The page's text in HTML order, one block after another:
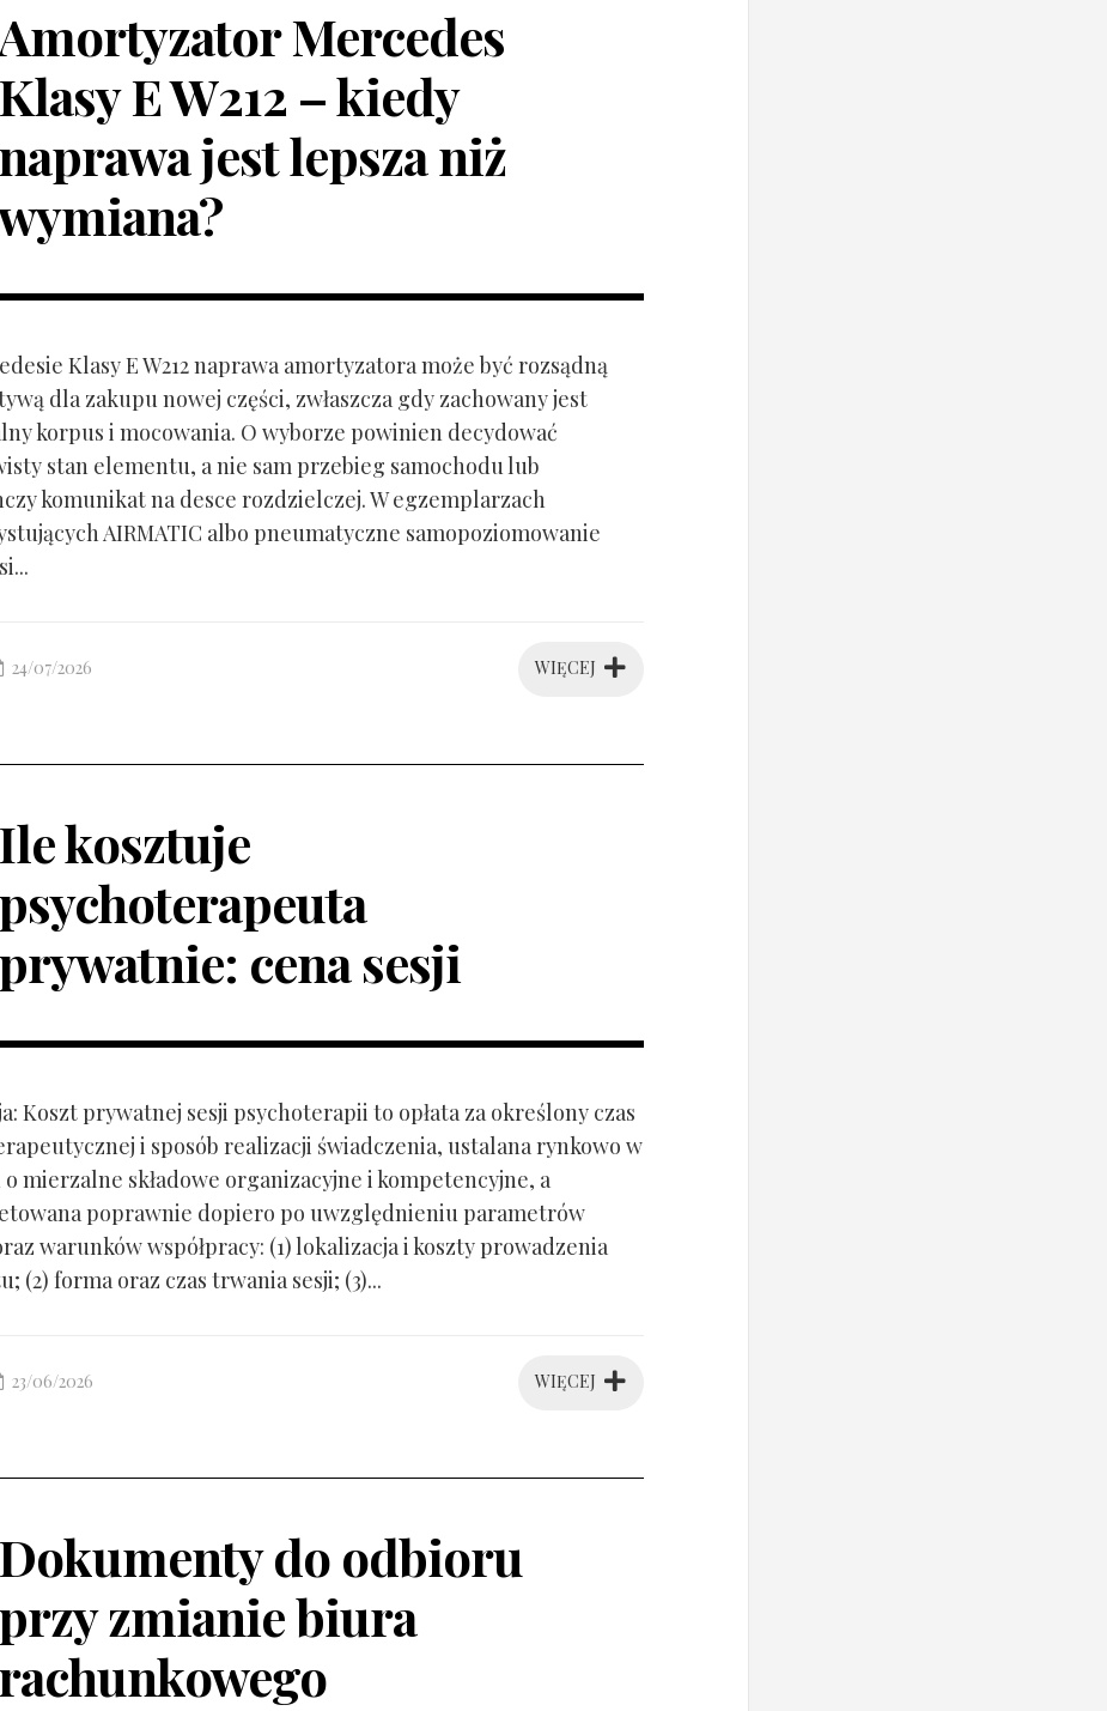
Mercedes
Klasy E W212 – kiedy
naprawa jest lepsza niż
Klasy E W212 naprawa amortyzatora może być rozsądną
dla zakupu nowej części, zwłaszcza gdy zachowany jest
korpus i mocowania. O wyborze powinien decydować
stan elementu, a nie sam przebieg samochodu lub
komunikat na desce rozdzielczej. W egzemplarzach
AIRMATIC albo pneumatyczne samopoziomowanie
WIĘCEJ
24/07/2026
Ile kosztuje
psychoterapeuta
prywatnie: cena sesji
Koszt prywatnej sesji psychoterapii to opłata za określony czas
i sposób realizacji świadczenia, ustalana rynkowo w
mierzalne składowe organizacyjne i kompetencyjne, a
poprawnie dopiero po uwzględnieniu parametrów
warunków współpracy: (1) lokalizacja i koszty prowadzenia
(2) forma oraz czas trwania sesji; (3)...
WIĘCEJ
23/06/2026
Dokumenty do odbioru
przy zmianie biura
rachunkowego